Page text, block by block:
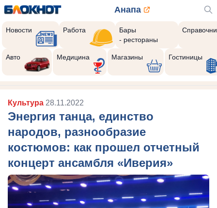
Анапа
Новости Работа
Бары
- рестораны
Авто Медицина Магазины Гостиницы
Культура 28.11.2022
Энергия танца, единство
народов, разнообразие
костюмов: как прошел отчетный
концерт ансамбля «Иверия»